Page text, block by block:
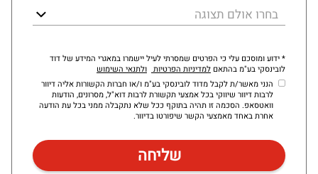
בחרו אולם תצוגה
* ידוע ומוסכם עלי כי הפרטים שמסרתי לעיל יישמרו במאגרי המידע של דוד
לובינסקי בע"מ בהתאםלמדיניות הפרטיות ולתנאי השימוש
הנני מאשר/ת לקבל מדוד לובינסקי בע"מ ו/או חברות הקשורות אליה דיוור
לרבות דיוור שיווקי בכל אמצעי תקשורת לרבות דוא"ל, מסרונים, הודעות
וואטסאפ. הסכמה זו תהיה בתוקף ככל שלא נתקבלה ממני בכל עת הודעה
אחרת באחד מאמצעי הקשר שיפורטו בדיוור.